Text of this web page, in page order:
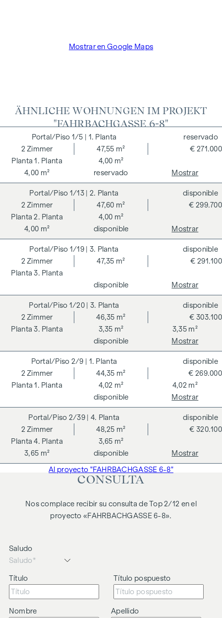
Mostrar en Google Maps
ÄHNLICHE WOHNUNGEN IM PROJEKT
"FAHRBACHGASSE 6-8"
1/5 | 1. Planta
1. Planta
2 Zimmer
47,55 m²
4,00 m²
4,00 m²
€ 271.000
reservado
reservado
Mostrar
1/13 | 2. Planta
2. Planta
2 Zimmer
47,60 m²
4,00 m²
4,00 m²
€ 299.700
disponible
disponible
Mostrar
1/19 | 3. Planta
3. Planta
2 Zimmer 47,35 m² € 291.100
disponible
disponible
Mostrar
1/20 | 3. Planta
3. Planta
2 Zimmer
46,35 m²
3,35 m²
3,35 m²
€ 303.100
disponible
disponible
Mostrar
2/9 | 1. Planta
1. Planta
2 Zimmer
44,35 m²
4,02 m²
4,02 m²
€ 269.000
disponible
disponible
Mostrar
2/39 | 4. Planta
4. Planta
2 Zimmer
48,25 m²
3,65 m²
3,65 m²
€ 320.100
disponible
disponible
Mostrar
Al proyecto "FAHRBACHGASSE 6-8"
CONSULTA
Nos complace recibir su consulta de Top 2/12 en el
proyecto «FAHRBACHGASSE 6-8».
Saludo
Título Título pospuesto
Nombre Apellido